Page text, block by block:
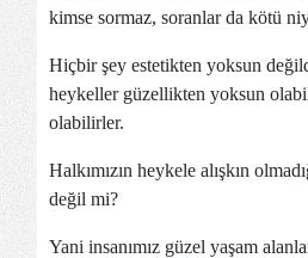
kimse sormaz, soranlar da kötü
Hiçbir şey estetikten yoksun
heykeller güzellikten yoksun
olabilirler.
Halkımızın heykele alışkın
değil mi?
Yani insanımız güzel yaşam